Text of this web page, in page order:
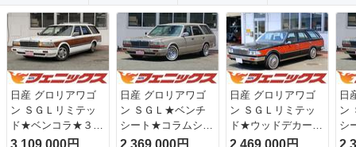
日産 グロリアワゴ
ン ＳＧＬリミテッ
ド★ベンコラ★３Ｌ
載替公認車★ウッド
3,109,000円
日産 グロリアワゴ
ン ＳＧＬ★ベンチ
シート★コラムシフ
ト★イエローフォグ
2,369,000円
日産 グロリアワゴ
ン ＳＧＬリミテッ
ド★ウッドデカール
★ナビ★丸目４灯ラ
2,469,000円
日
ン
シ
ト